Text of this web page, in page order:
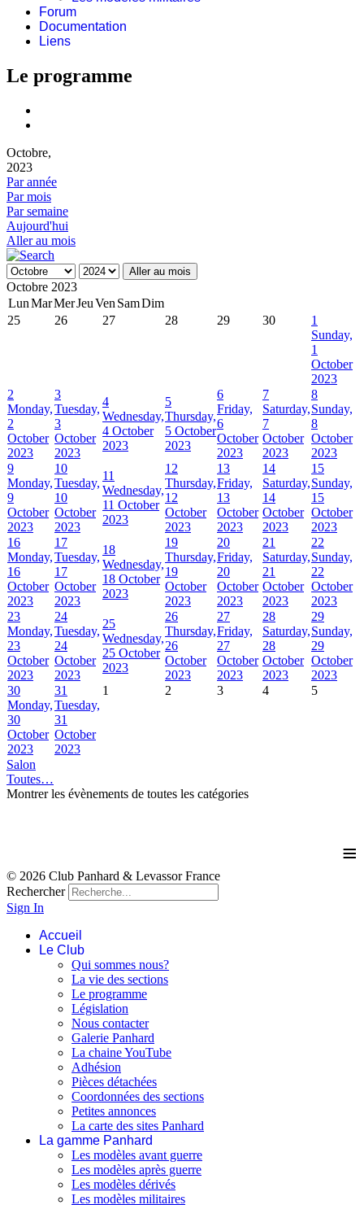
Forum
Documentation
Liens
Le programme
Octobre,
2023
Par année
Par mois
Par semaine
Aujourd'hui
Aller au mois
Aller au mois
Octobre 2023
LunMarMerJeuVen SamDim
25
26 27 28 29 30
1
Sunday,
1
October
2023
2
Monday,
2
October
2023
3
Tuesday,
3
October
2023
4
Wednesday,
4 October
2023
5
Thursday,
5 October
2023
6
Friday,
6
October
2023
7
Saturday,
7
October
2023
8
Sunday,
8
October
2023
9
Monday,
9
October
2023
10
Tuesday,
10
October
2023
11
Wednesday,
11 October
2023
12
Thursday,
12
October
2023
13
Friday,
13
October
2023
14
Saturday,
14
October
2023
15
Sunday,
15
October
2023
16
Monday,
16
October
2023
17
Tuesday,
17
October
2023
18
Wednesday,
18 October
2023
19
Thursday,
19
October
2023
20
Friday,
20
October
2023
21
Saturday,
21
October
2023
22
Sunday,
22
October
2023
23
Monday,
23
October
2023
24
Tuesday,
24
October
2023
25
Wednesday,
25 October
2023
26
Thursday,
26
October
2023
27
Friday,
27
October
2023
28
Saturday,
28
October
2023
29
Sunday,
29
October
2023
30
Monday,
30
October
2023
31
Tuesday,
31
October
2023
1 2 3 4 5
Salon
Toutes…
Montrer les évènements de toutes les catégories
≡
© 2026 Club Panhard & Levassor France
Rechercher
Sign In
Accueil
Le Club
Qui sommes nous?
La vie des sections
Le programme
Législation
Nous contacter
Galerie Panhard
La chaine YouTube
Adhésion
Pièces détachées
Coordonnées des sections
Petites annonces
La carte des sites Panhard
La gamme Panhard
Les modèles avant guerre
Les modèles après guerre
Les modèles dérivés
Les modèles militaires